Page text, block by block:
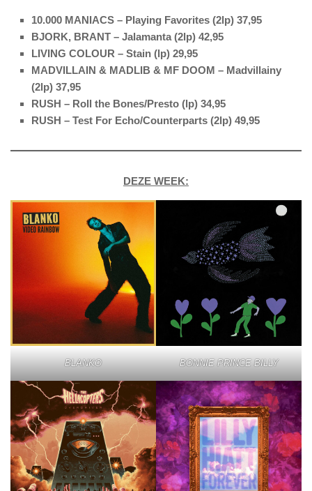
10.000 MANIACS – Playing Favorites (2lp) 37,95
BJORK, BRANT – Jalamanta (2lp) 42,95
LIVING COLOUR – Stain (lp) 29,95
MADVILLAIN & MADLIB & MF DOOM – Madvillainy
(2lp) 37,95
RUSH – Roll the Bones/Presto (lp) 34,95
RUSH – Test For Echo/Counterparts (2lp) 49,95
DEZE WEEK:
BLANKO BONNIE PRINCE BILLY